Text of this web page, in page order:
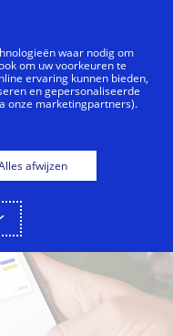
Voor retailers
waar nodig om
om uw voorkeuren te
ervaring kunnen bieden,
en gepersonaliseerde
onze marketingpartners).
afwijzen